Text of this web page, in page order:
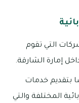
التي تقوم
إمارة الشارقة.
بتقديم خدمات
المختلفة والتي